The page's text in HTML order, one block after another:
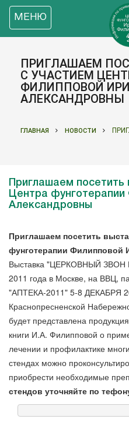
МЕНЮ
ПРИГЛАШАЕМ
С УЧАСТИЕМ
ФИЛИППОВОЙ
АЛЕКСАНДРОВНЫ
ГЛАВНАЯ НОВОСТИ
Приглашаем посетить
Центра
Александровны
Приглашаем посетить
фунготерапии Филипповой
Выставка "ЦЕРКОВНЫЙ
2011 года в Москве, на ВВЦ,
"АПТЕКА-2011" 5-8 ДЕКАБРЯ
Краснопресненской
будет представлена
книги И.А. Филипповой о
лечении и профилактике
стендах можно
приобрести необходимые
стендов уточняйте по